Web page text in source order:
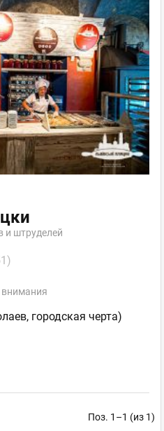
и штруделей
внимания
городская черта)
Поз. 1–1 (из 1)